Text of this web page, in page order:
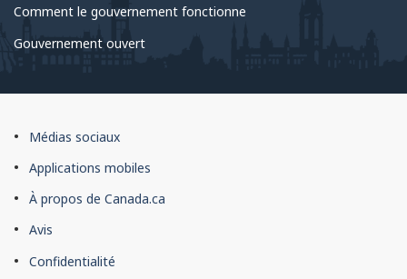
Comment le gouvernement fonctionne
Gouvernement ouvert
À
propos
du
site
Médias sociaux
Applications mobiles
À propos de Canada.ca
Avis
Confidentialité